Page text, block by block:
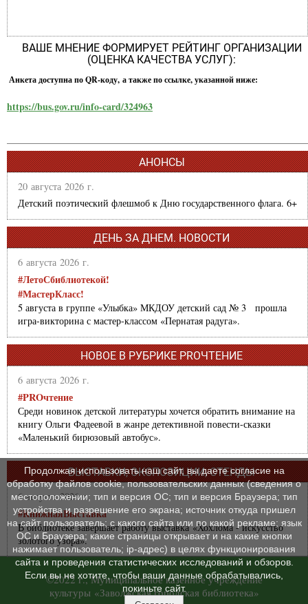
ВАШЕ МНЕНИЕ ФОРМИРУЕТ РЕЙТИНГ ОРГАНИЗАЦИИ
(ОЦЕНКА КАЧЕСТВА УСЛУГ):
Анкета доступна по QR-коду, а также по ссылке, указанной ниже:
https://bus.gov.ru/info-card/324963
АНОНСЫ
20 августа 2026 г.
Детский поэтический флешмоб к Дню государственного флага. 6+
ДЕНЬ ЗА ДНЕМ. НОВОСТИ
6 августа 2026 г.
#ЛетоСбиблиотекой!
#МастерКласс!
5 августа в группе «Улыбка» МКДОУ детский сад № 3 прошла
игра-викторина с мастер-классом «Пернатая радуга».
НОВОЕ В РУБРИКЕ PROЧТЕНИЕ
6 августа 2026 г.
#PROчтение
Среди новинок детской литературы хочется обратить внимание на
книгу Ольги Фадеевой в жанре детективной повести-сказки
«Маленький бирюзовый автобус».
ВЫСТАВКИ, ЭКСПОЗИЦИИ, СТЕНДЫ
6 августа 2026 г.
#КнижнаяВыставка
В библиотеке завершает работу выставка «Хохлома - искусство
золотого узора».
©2022 г., Муниципальное казенное учреждение
культуры «Заволжская городская библиотека»
Продолжая использовать наш сайт, вы даете согласие на
обработку файлов cookie, пользовательских данных (сведения о
местоположении; тип и версия ОС; тип и версия Браузера; тип
устройства и разрешение его экрана; источник откуда пришел
на сайт пользователь; с какого сайта или по какой рекламе; язык
ОС и Браузера; какие страницы открывает и на какие кнопки
нажимает пользователь; ip-адрес) в целях функционирования
сайта и проведения статистических исследований и обзоров.
Если вы не хотите, чтобы ваши данные обрабатывались,
покиньте сайт.